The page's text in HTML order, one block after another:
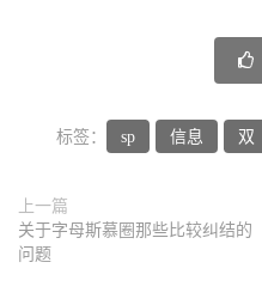
标签： sp 信息 双
上一篇
关于字母斯慕圈那些比较纠结的
问题